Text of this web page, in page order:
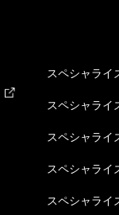
スペシャライ
スペシャライ
スペシャライ
スペシャライ
スペシャライ